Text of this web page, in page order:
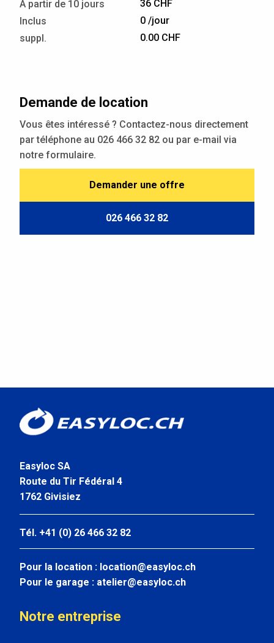
À partir de 10 jours
36 CHF
Inclus
0 /jour
suppl.
0.00 CHF
Demande de location
Vous êtes intéressé ? Contactez-nous directement
par téléphone au 026 466 32 82 ou par e-mail via
notre formulaire.
Demander une offre
026 466 32 82
Easyloc SA
Route du Tir Fédéral 4
1762 Givisiez
Tél. +41 (0) 26 466 32 82
Pour la location : location@easyloc.ch
Pour le garage : atelier@easyloc.ch
Notre entreprise